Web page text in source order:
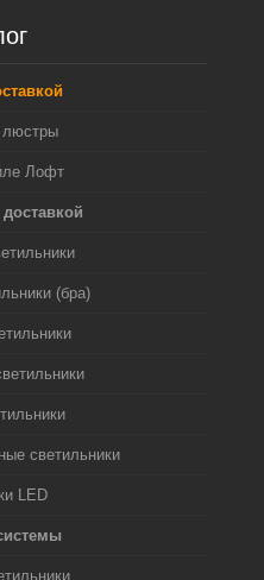
люстры
Лофт
(бра)
светильники
LED